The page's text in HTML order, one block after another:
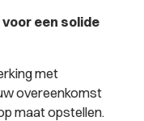
een solide
met
overeenkomst
maat opstellen.